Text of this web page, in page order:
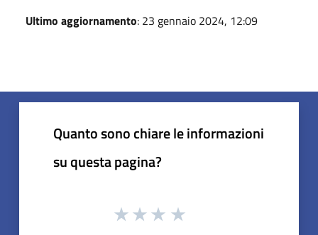
Ultimo aggiornamento: 23 gennaio 2024, 12:09
Quanto sono chiare le informazioni
su questa pagina?